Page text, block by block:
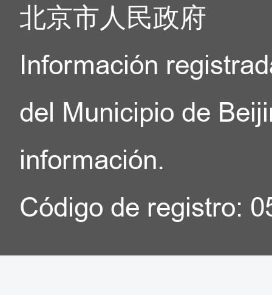
北京市人民政府
Información
del Municipio de
información.
Código de registro: